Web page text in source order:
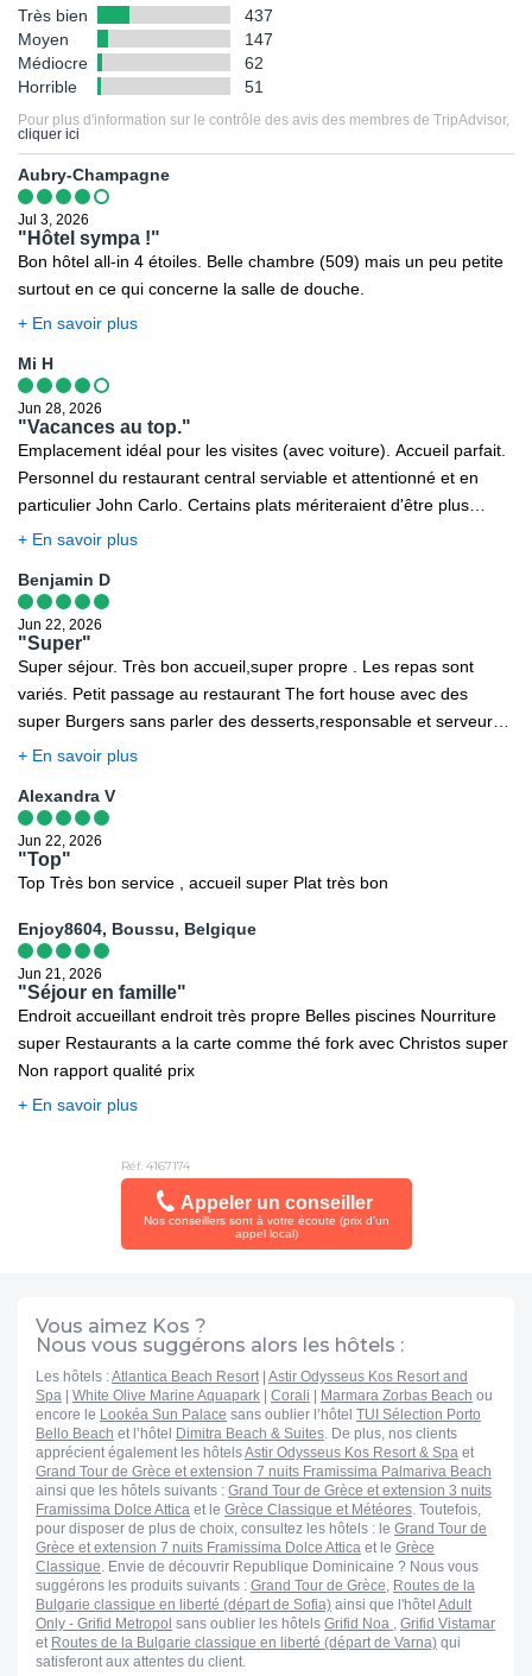
Très bien
437
Moyen
147
Médiocre
62
Horrible
51
Pour plus d'information sur le contrôle des avis des membres de TripAdvisor,
cliquer ici
Aubry-Champagne
Jul 3, 2026
"Hôtel sympa !"
Bon hôtel all-in 4 étoiles. Belle chambre (509) mais un peu petite
surtout en ce qui concerne la salle de douche.
+ En savoir plus
Mi H
Jun 28, 2026
"Vacances au top."
Emplacement idéal pour les visites (avec voiture). Accueil parfait.
Personnel du restaurant central serviable et attentionné et en
particulier John Carlo. Certains plats mériteraient d'être plus
chauds. Vacances réussies dans cet établissement.
+ En savoir plus
Benjamin D
Jun 22, 2026
"Super"
Super séjour. Très bon accueil,super propre . Les repas sont
variés. Petit passage au restaurant The fort house avec des
super Burgers sans parler des desserts,responsable et serveur
au petit soins.
+ En savoir plus
Alexandra V
Jun 22, 2026
"Top"
Top Très bon service , accueil super Plat très bon
Enjoy8604, Boussu, Belgique
Jun 21, 2026
"Séjour en famille"
Endroit accueillant endroit très propre Belles piscines Nourriture
super Restaurants a la carte comme thé fork avec Christos super
Non rapport qualité prix
+ En savoir plus
Réf. 4167174
Appeler un conseiller
Nos conseillers sont à votre écoute (prix d'un
appel local)
Vous aimez Kos ?
Nous vous suggérons alors les hôtels :
Les hôtels :Atlantica Beach Resort| Astir Odysseus Kos Resort and
Spa
White Olive Marine Aquapark Corali Marmara Zorbas Beach ou
encore le Lookéa Sun Palace sans oublier l’hôtel TUI Sélection Porto
Bello Beach et l’hôtel Dimitra Beach & Suites. De plus, nos clients
apprécient également les hôtelsAstir Odysseus Kos Resort & Spa et
Grand Tour de Grèce et extension 7 nuits Framissima Palmariva Beach
ainsi que les hôtels suivants : Grand Tour de Grèce et extension 3 nuits
Framissima Dolce Attica et le Grèce Classique et Météores. Toutefois,
pour disposer de plus de choix, consultez les hôtels : le Grand Tour de
Grèce et extension 7 nuits Framissima Dolce Attica et le Grèce
Classique. Envie de découvrir Republique Dominicaine ? Nous vous
suggérons les produits suivants : Grand Tour de Grèce, Routes de la
Bulgarie classique en liberté (départ de Sofia) ainsi que l'hôtel Adult
Only - Grifid Metropol sans oublier les hôtels Grifid Noa , Grifid Vistamar
et Routes de la Bulgarie classique en liberté (départ de Varna) qui
satisferont aux attentes du client.